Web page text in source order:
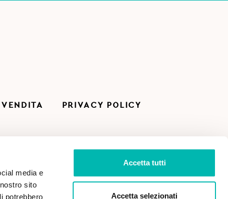
media e
sito
potrebbero
Accetta tutti
Accetta selezionati
PRIVACY POLICY